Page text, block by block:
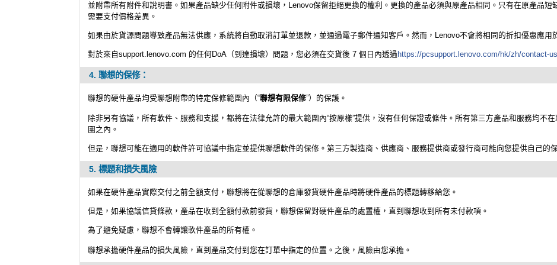
並附帶所有附件和說明書。如果產品缺少任何附件或損壞，Lenovo保留拒絕更換的權利。更換的產品必須與原產品相同。只有在原產品短
需要支付價格差異。
如果由於貨源問題導致產品無法供應，系統將自動取消訂單並退款，並通過電子郵件通知客戶。然而，Lenovo不會將相同的折扣優惠應用
對於來自support.lenovo.com 的任何DoA（到達損壞）問題，您必須在交貨後 7 個日內透過 https://pcsupport.lenovo.com/hk/zh/contact-us
4. 聯想的保修：
聯想的硬件產品均受聯想附帶的特定保修範圍內（“聯想有限保修”）的保護。
除非另有協議，所有軟件、服務和支援，都將在法律允許的最大範圍內“按原樣”提供，沒有任何保證或條件。所有第三方產品和服務均不
圍之內。
但是，聯想可能在適用的軟件許可協議中指定並提供聯想軟件的保修。第三方製造商、供應商、服務提供商或發行商可能向您提供自己的
5. 標題和損失風險
如果在硬件產品實際交付之前全額支付，聯想將在從聯想的倉庫發貨硬件產品時將硬件產品的標題轉移給您。
但是，如果協議信貸條款，產品在收到全額付款前發貨，聯想保留對硬件產品的處置權，直到聯想收到所有未付款項。
為了避免疑慮，聯想不會轉讓軟件產品的所有權。
聯想承擔硬件產品的損失風險，直到產品交付到您在訂單中指定的位置。之後，風險由您承擔。